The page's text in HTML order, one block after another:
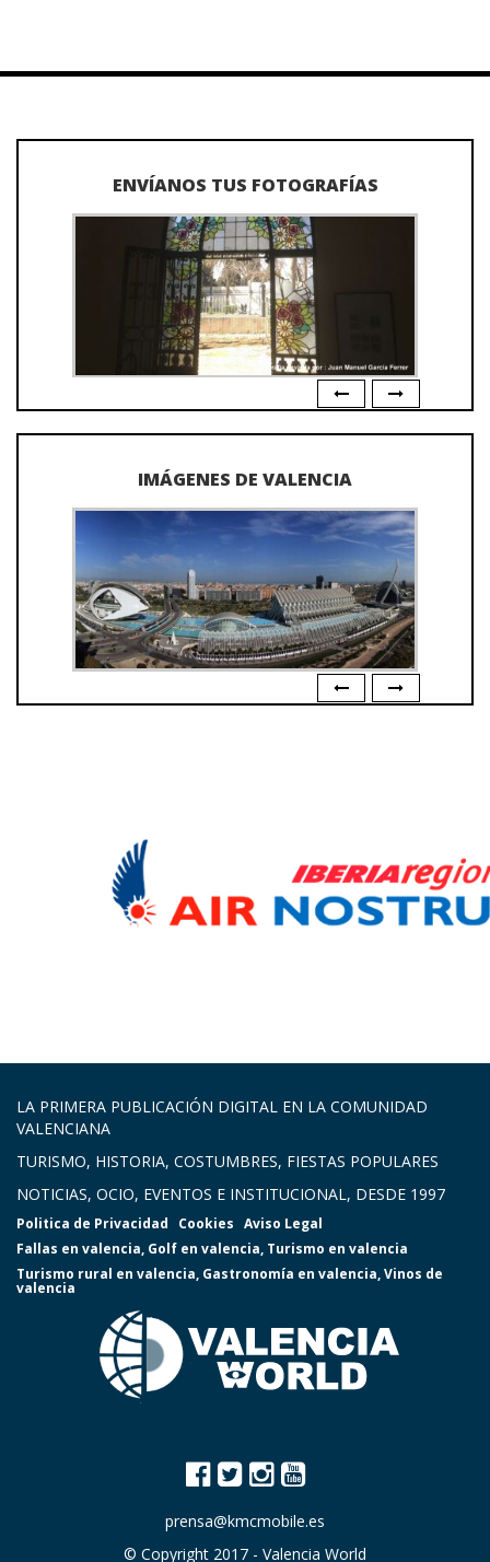
ENVÍANOS TUS FOTOGRAFÍAS
IMÁGENES DE VALENCIA
LA PRIMERA PUBLICACIÓN DIGITAL EN LA COMUNIDAD
VALENCIANA
TURISMO, HISTORIA, COSTUMBRES, FIESTAS POPULARES
NOTICIAS, OCIO, EVENTOS E INSTITUCIONAL, DESDE 1997
Politica de Privacidad Cookies Aviso Legal
Fallas en valencia, Golf en valencia, Turismo en valencia
Turismo rural en valencia, Gastronomía en valencia,Vinos de
valencia
prensa@kmcmobile.es
© Copyright 2017 - Valencia World